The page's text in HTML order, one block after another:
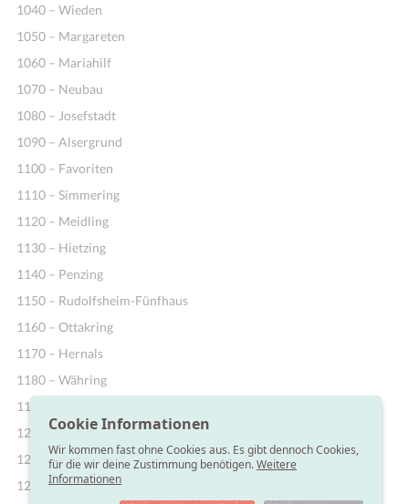
1040 – Wieden
1050 – Margareten
1060 – Mariahilf
1070 – Neubau
1080 – Josefstadt
1090 – Alsergrund
1100 – Favoriten
1110 – Simmering
1120 – Meidling
1130 – Hietzing
1140 – Penzing
1150 – Rudolfsheim-Fünfhaus
1160 – Ottakring
1170 – Hernals
1180 – Währing
1190 – Döbling
1200 – Brigittenau
1210 – Floridsdorf
1220 – Donaustadt
Cookie Informationen
Wir kommen fast ohne Cookies aus. Es gibt dennoch Cookies,
für die wir deine Zustimmung benötigen.Weitere
Informationen